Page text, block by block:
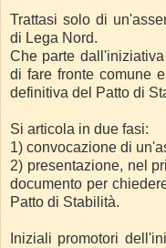
Trattasi solo di
di Lega Nord.
Che parte
di fare fronte comune
definitiva del Patto di
Si articola in due fasi:
1) convocazione di
2) presentazione, nel
documento per
Patto di Stabilità.
Iniziali promotori